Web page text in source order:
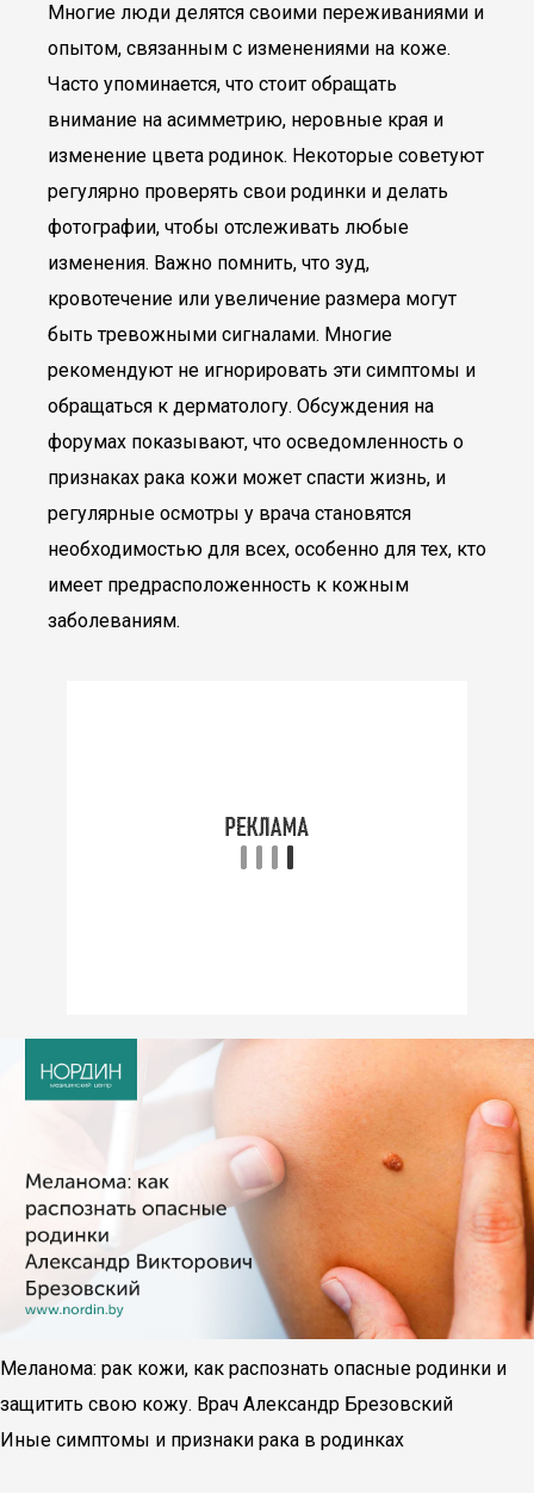
Многие люди делятся своими переживаниями и
опытом, связанным с изменениями на коже.
Часто упоминается, что стоит обращать
внимание на асимметрию, неровные края и
изменение цвета родинок. Некоторые советуют
регулярно проверять свои родинки и делать
фотографии, чтобы отслеживать любые
изменения. Важно помнить, что зуд,
кровотечение или увеличение размера могут
быть тревожными сигналами. Многие
рекомендуют не игнорировать эти симптомы и
обращаться к дерматологу. Обсуждения на
форумах показывают, что осведомленность о
признаках рака кожи может спасти жизнь, и
регулярные осмотры у врача становятся
необходимостью для всех, особенно для тех, кто
имеет предрасположенность к кожным
заболеваниям.
Меланома: рак кожи, как распознать опасные родинки и
защитить свою кожу. Врач Александр Брезовский
Иные симптомы и признаки рака в родинках